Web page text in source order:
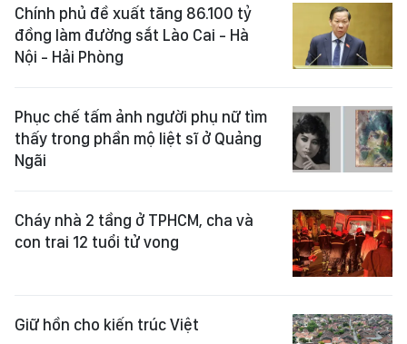
Chính phủ đề xuất tăng 86.100 tỷ
đồng làm đường sắt Lào Cai - Hà
Nội - Hải Phòng
Phục chế tấm ảnh người phụ nữ tìm
thấy trong phần mộ liệt sĩ ở Quảng
Ngãi
Cháy nhà 2 tầng ở TPHCM, cha và
con trai 12 tuổi tử vong
Giữ hồn cho kiến trúc Việt